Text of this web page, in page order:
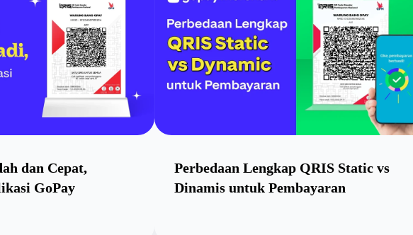
dan Cepat,
GoPay
Perbedaan Lengkap QRIS Static vs
Dinamis untuk Pembayaran